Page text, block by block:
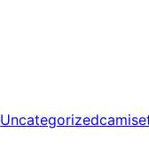
Uncategorized